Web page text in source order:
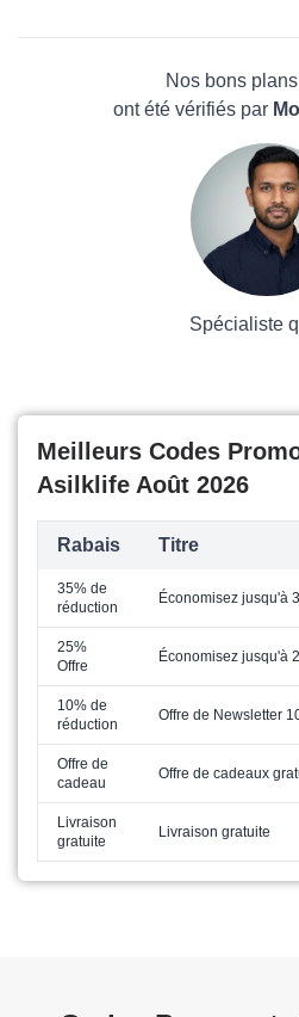
Maison & Jardin
Boissons
Nos bons
ont été vérifiés par
Spécialiste
Meilleurs Codes
Asilklife Août 2026
Rabais Titre
35% de
réduction
Économisez jusqu'à
25%
Offre
Économisez jusqu'à
10% de
réduction
Offre de Newsletter
Offre de
cadeau
Offre de cadeaux
Livraison
gratuite
Livraison gratuite